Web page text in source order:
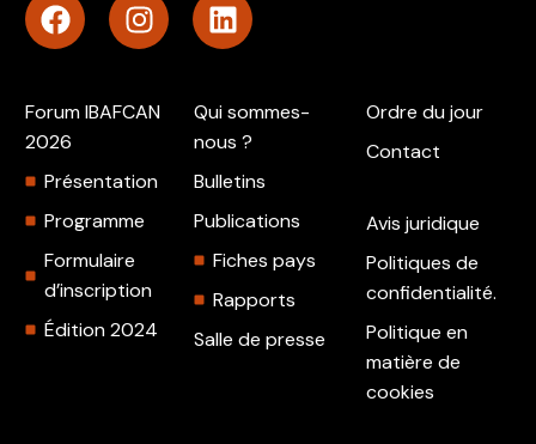
Forum IBAFCAN
2026
Présentation
Programme
Formulaire
d’inscription
Édition 2024
Qui sommes-
nous ?
Bulletins
Publications
Fiches pays
Rapports
Salle de presse
Ordre du jour
Contact
Avis juridique
Politiques de
confidentialité.
Politique en
matière de
cookies